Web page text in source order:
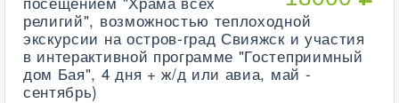
религий", возможностью теплоходной
экскурсии на остров-град Свияжск и участия
в интерактивной программе "Гостеприимный
дом Бая", 4 дня + ж/д или авиа, май -
сентябрь)